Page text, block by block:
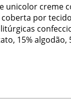
unicolor creme
por
15% algodão,